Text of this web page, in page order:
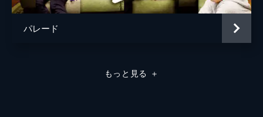
パレード
もっと見る ＋